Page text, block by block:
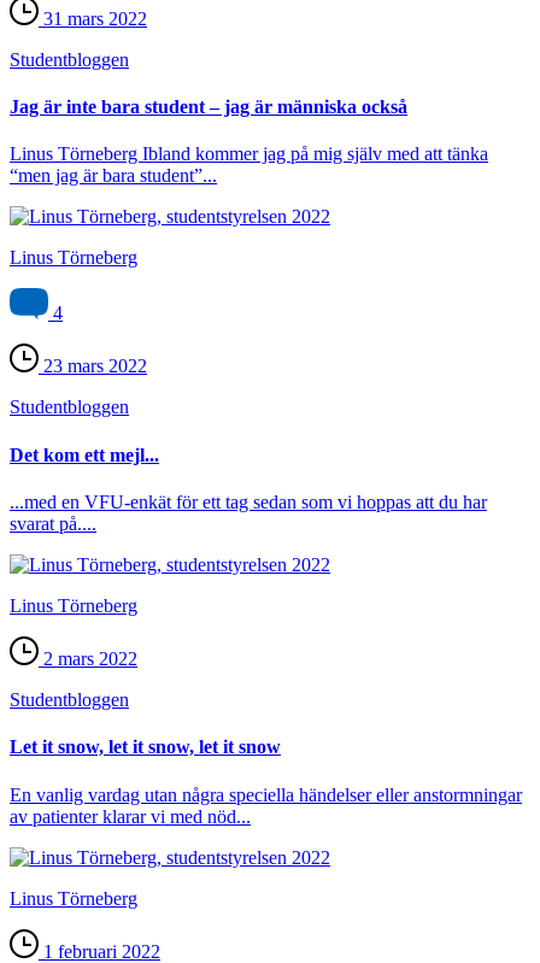
31 mars 2022
Student­bloggen
Jag är inte bara student – jag är människa också
Linus Törneberg Ibland kommer jag på mig själv med att tänka
“men jag är bara student”...
Linus Törneberg
4
23 mars 2022
Student­bloggen
Det kom ett mejl...
...med en VFU-enkät för ett tag sedan som vi hoppas att du har
svarat på....
Linus Törneberg
2 mars 2022
Student­bloggen
Let it snow, let it snow, let it snow
En vanlig vardag utan några speciella händelser eller anstormningar
av patienter klarar vi med nöd...
Linus Törneberg
1 februari 2022